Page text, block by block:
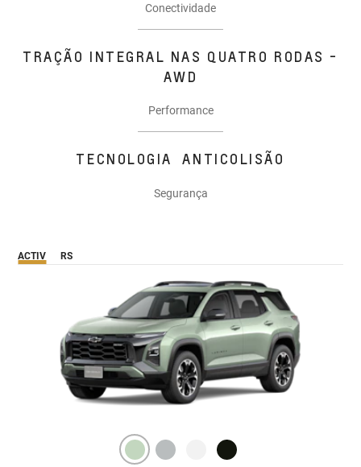
Conectividade
TRAÇÃO INTEGRAL NAS QUATRO RODAS -
AWD
Performance
TECNOLOGIA ANTICOLISÃO
Segurança
ACTIV RS